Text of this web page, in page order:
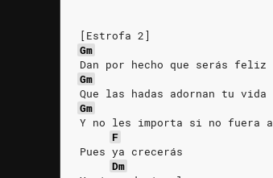
[Estrofa 2]
Gm
Dan por hecho que serás feliz
Gm
Que las hadas adornan tu vida
Gm
Y no les importa si no fuera
F
Pues ya crecerás
Dm